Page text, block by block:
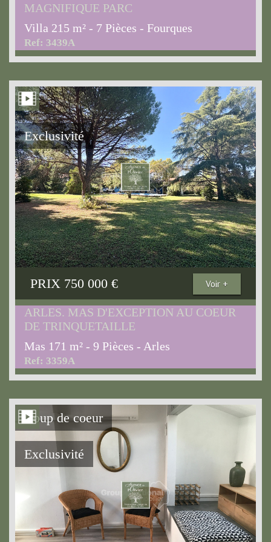
MAGNIFIQUE PARC
Villa 215 m² - 7 Pièces - Fourques
Ref: 3439A
Exclusivité
PRIX 750 000 € Voir +
ARLES. MAS D'EXCEPTION AU COEUR
DE TRINQUETAILLE
Mas 171 m² - 9 Pièces - Arles
Ref: 3359A
Exclusivité
Coup de coeur